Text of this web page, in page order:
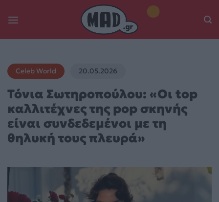
Celeb World 20.05.2026
Τόνια Σωτηροπούλου: «Οι top
καλλιτέχνες της pop σκηνής
είναι συνδεδεμένοι με τη
θηλυκή τους πλευρά»